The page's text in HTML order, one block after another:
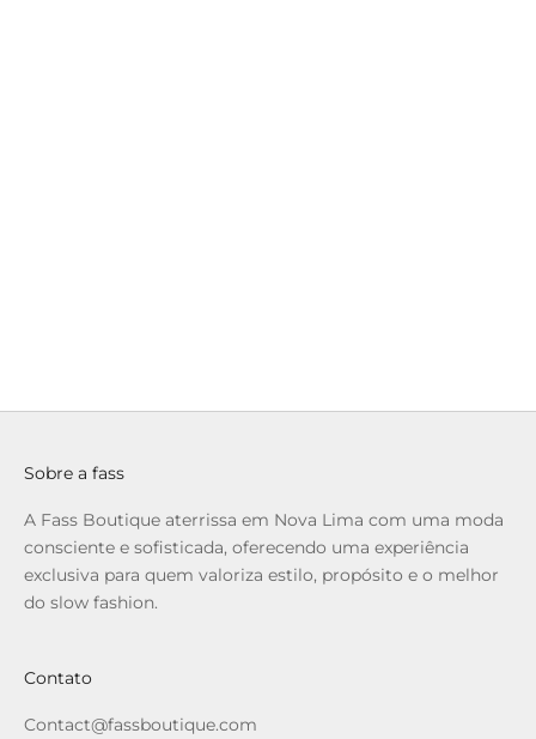
Sobre a fass
A Fass Boutique aterrissa em Nova Lima com uma moda
consciente e sofisticada, oferecendo uma experiência
exclusiva para quem valoriza estilo, propósito e o melhor
do slow fashion.
Contato
Contact@fassboutique.com